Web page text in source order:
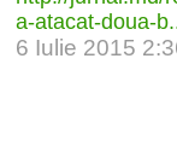
a-atacat-doua-
6 Iulie 2015